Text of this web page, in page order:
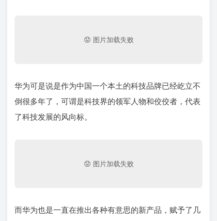
华为可是说是作为中国一个本土的科技品牌已经屹立不
倒很多年了，可谓是科技界的领军人物和佼佼者，代表
了科技发展的风向标。
而华为也是一直在推出各种有意思的新产品，赋予了几